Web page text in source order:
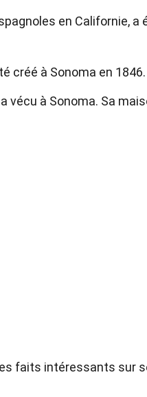
en Californie, a
créé à Sonoma en 1846.
vécu à Sonoma. Sa
faits intéressants sur